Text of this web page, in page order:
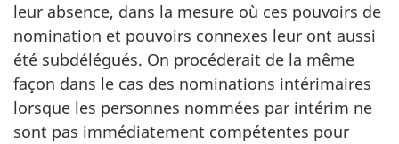
leur absence, dans la mesure où ces pouvoirs de
nomination et pouvoirs connexes leur ont aussi
été subdélégués. On procéderait de la même
façon dans le cas des nominations intérimaires
lorsque les personnes nommées par intérim ne
sont pas immédiatement compétentes pour